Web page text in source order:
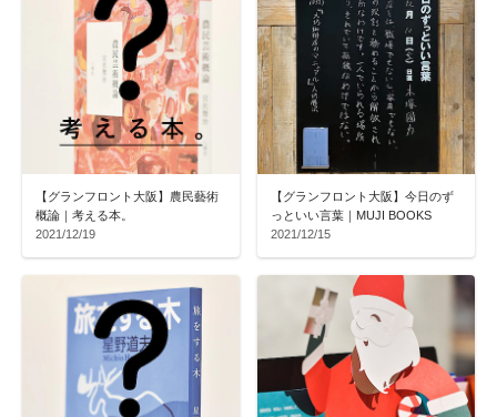
【グランフロント大阪】農民藝術
概論｜考える本。
2021/12/19
【グランフロント大阪】今日のず
っといい言葉｜MUJI BOOKS
2021/12/15